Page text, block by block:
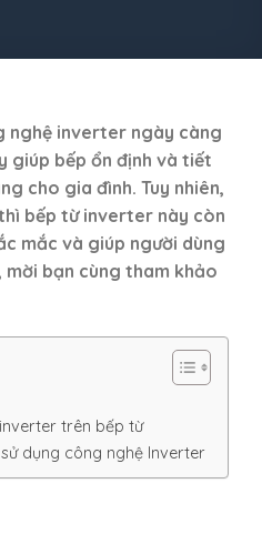
nghệ inverter ngày càng
giúp bếp ổn định và tiết
cho gia đình. Tuy nhiên,
bếp từ inverter này còn
mắc và giúp người dùng
mời bạn cùng tham khảo
trên bếp từ
dụng công nghệ Inverter